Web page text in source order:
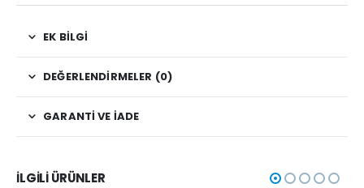
EK BILGI
DEĞERLENDIRMELER (0)
GARANTI VE İADE
İLGILI ÜRÜNLER